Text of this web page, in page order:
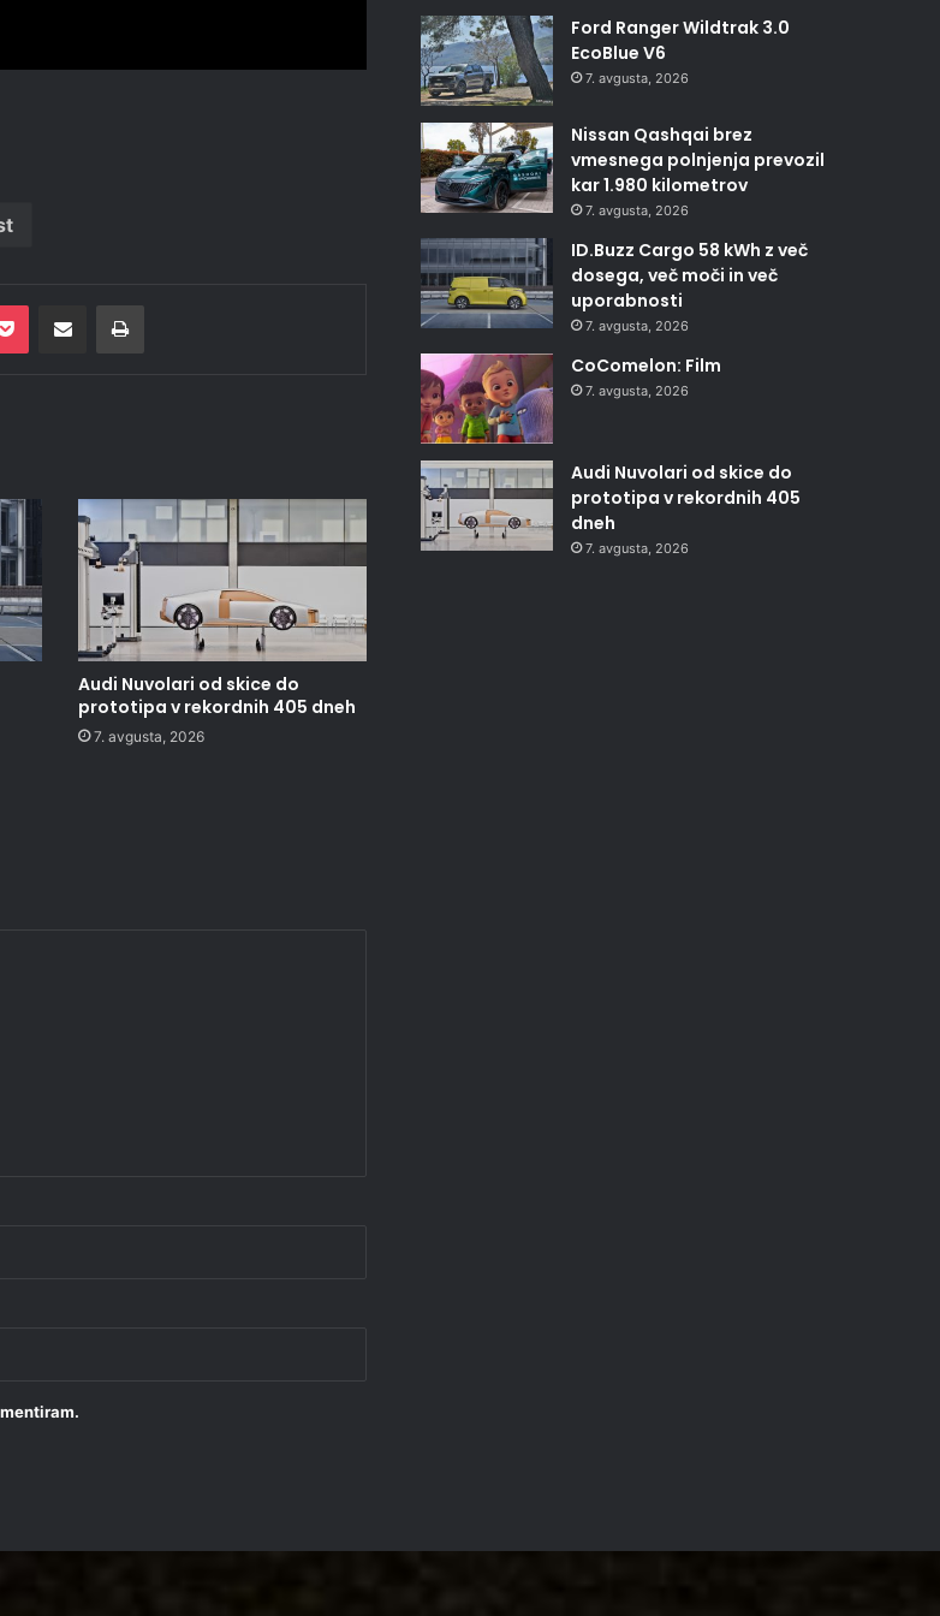
Pocket Deli po epošti Natisni
Audi Nuvolari od skice do
prototipa v rekordnih 405 dneh
7. avgusta, 2026
Ford Ranger Wildtrak 3.0
EcoBlue V6
7. avgusta, 2026
Nissan Qashqai brez
vmesnega polnjenja prevozil
kar 1.980 kilometrov
7. avgusta, 2026
ID.Buzz Cargo 58 kWh z več
dosega, več moči in več
uporabnosti
7. avgusta, 2026
CoComelon: Film
7. avgusta, 2026
Audi Nuvolari od skice do
prototipa v rekordnih 405
dneh
7. avgusta, 2026